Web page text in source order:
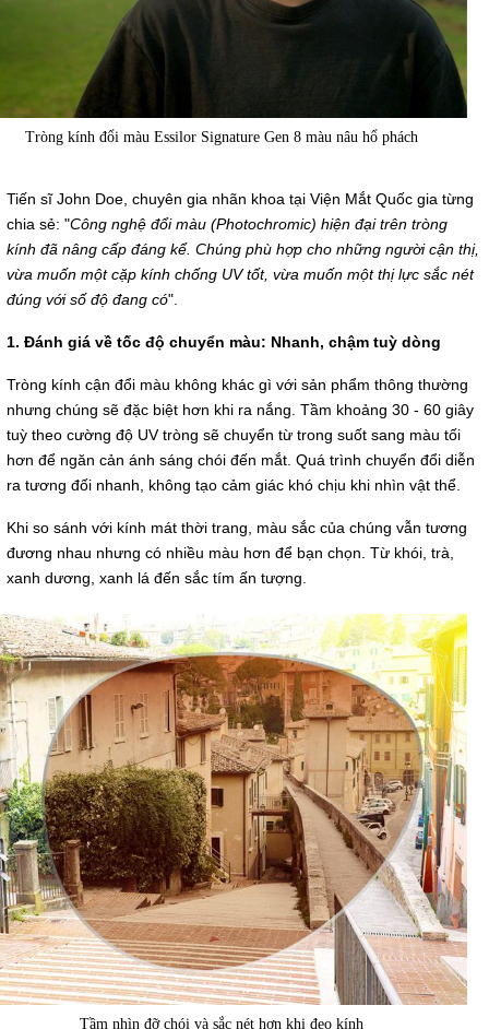
Tròng kính đổi màu Essilor Signature Gen 8 màu nâu hổ phách
Tiến sĩ John Doe, chuyên gia nhãn khoa tại Viện Mắt Quốc gia từng
chia sẻ: "Công nghệ đổi màu (Photochromic) hiện đại trên tròng
kính đã nâng cấp đáng kể. Chúng phù hợp cho những người cận thị,
vừa muốn một cặp kính chống UV tốt, vừa muốn một thị lực sắc nét
đúng với số độ đang có".
1. Đánh giá về tốc độ chuyển màu: Nhanh, chậm tuỳ dòng
Tròng kính cận đổi màu không khác gì với sản phẩm thông thường
nhưng chúng sẽ đặc biệt hơn khi ra nắng. Tầm khoảng 30 - 60 giây
tuỳ theo cường độ UV tròng sẽ chuyển từ trong suốt sang màu tối
hơn để ngăn cản ánh sáng chói đến mắt. Quá trình chuyển đổi diễn
ra tương đối nhanh, không tạo cảm giác khó chịu khi nhìn vật thể.
Khi so sánh với kính mát thời trang, màu sắc của chúng vẫn tương
đương nhau nhưng có nhiều màu hơn để bạn chọn. Từ khói, trà,
xanh dương, xanh lá đến sắc tím ấn tượng.
Tầm nhìn đỡ chói và sắc nét hơn khi đeo kính